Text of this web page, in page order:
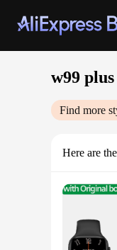
w99
Find more
Here are